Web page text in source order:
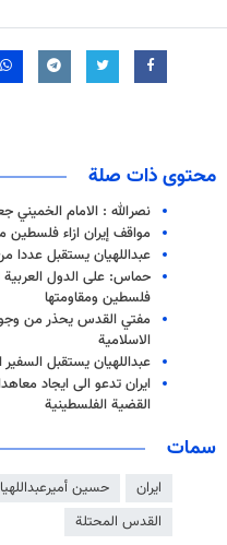
محتوى ذات صلة
نصرالله : الامام
مواقف إيران ازاء فلسطين
عبداللهيان يستقبل عددا
حماس: على الدول العربية
فلسطين ومقاومتها
مفتي القدس يحذر من
الاسلامية
عبداللهيان يستقبل
ايران تدعو الى ايجاد
القضية الفلسطينية
سمات
ايران حسين
القدس المحتلة